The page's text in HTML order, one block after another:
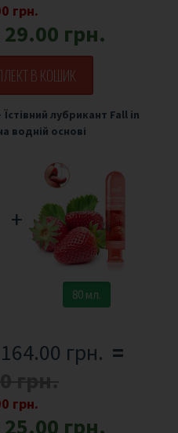
грн.
29.00 грн.
ДОДАТИ КОМПЛЕКТ В КОШИК
Їстівний лубрикант Fall in
водній основі
+
80 мл.
164.00 грн. =
грн.
25.00 грн.